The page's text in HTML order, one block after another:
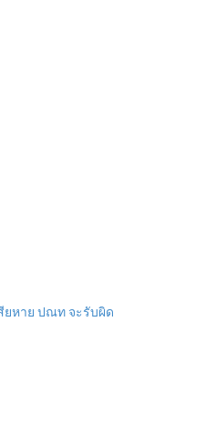
ยหาย ปณท จะรับผิด